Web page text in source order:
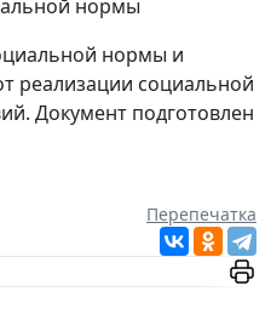
нормы
нормы и
реализации социальной
Документ подготовлен
Перепечатка